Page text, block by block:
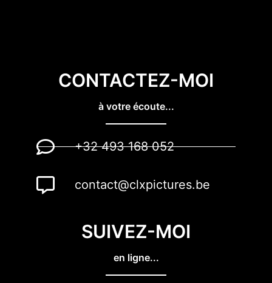
CONTACTEZ-MOI
à votre écoute...
+32 493 168 052
contact@clxpictures.be
SUIVEZ-MOI
en ligne...